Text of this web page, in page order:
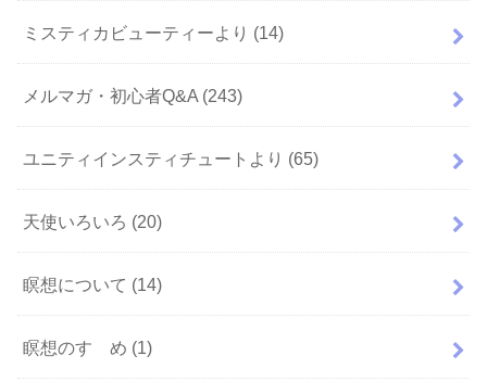
ミスティカビューティーより (14)
メルマガ・初心者Q&A (243)
ユニティインスティチュートより (65)
天使いろいろ (20)
瞑想について (14)
瞑想のすゝめ (1)